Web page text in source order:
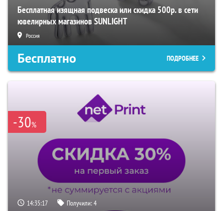
Бесплатная изящная подвеска или скидка 500р. в сети
ювелирных магазинов SUNLIGHT
Россия
Бесплатно ПОДРОБНЕЕ
-30%
14:35:15 Получили:4